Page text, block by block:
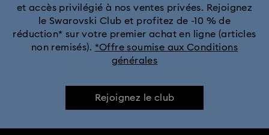
Collection Octea Chrono
Collection de montres Attract
Collection de montres Crystalline Aura
et accès privilégié à nos ventes privées. Rejoignez
le Swarovski Club et profitez de -10 % de
réduction* sur votre premier achat en ligne (articles
non remisés). *Offre soumise aux Conditions
générales
Rejoignez le club